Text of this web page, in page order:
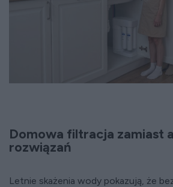
Domowa filtracja zamiast
rozwiązań
Letnie skażenia wody pokazują, że